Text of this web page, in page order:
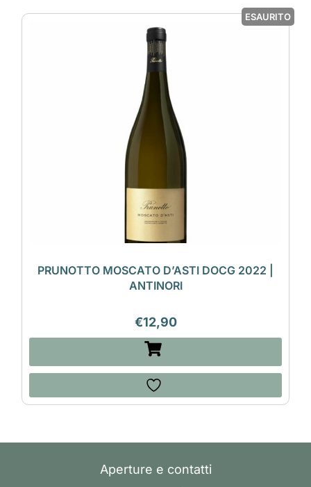
ESAURITO
PRUNOTTO MOSCATO D’ASTI DOCG 2022 |
ANTINORI
€12,90
Aperture e contatti